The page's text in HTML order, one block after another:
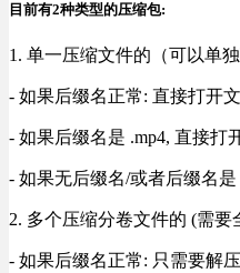
目前有2种类型的压缩包:
1. 单一压缩文件的（可以单
- 如果后缀名正常: 直接打开
- 如果后缀名是 .mp4, 直接打
- 如果无后缀名/或者后缀名
2. 多个压缩分卷文件的 (需
- 如果后缀名正常: 只需要解